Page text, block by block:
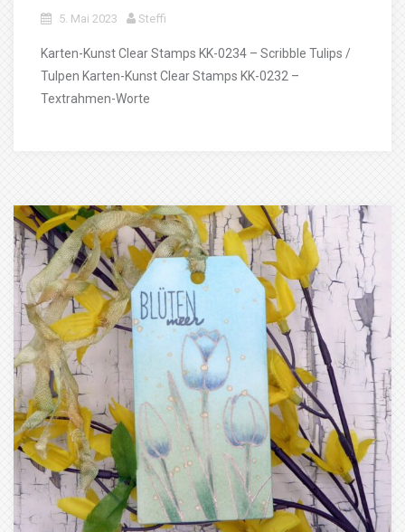
5. Mai 2023 Steffi
Karten-Kunst Clear Stamps KK-0234 – Scribble Tulips /
Tulpen Karten-Kunst Clear Stamps KK-0232 –
Textrahmen-Worte